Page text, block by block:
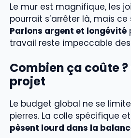
Le mur est magnifique, les
pourrait s’arrêter là, mais
Parlons argent et longévité
travail reste impeccable
Combien ça coûte
projet
Le budget global ne se
pierres. La colle spécifique
pèsent lourd dans la